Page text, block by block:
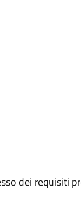
dei requisiti